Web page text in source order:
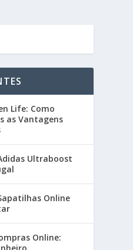
Life: Como
as Vantagens
Ultraboost
Online
Online: